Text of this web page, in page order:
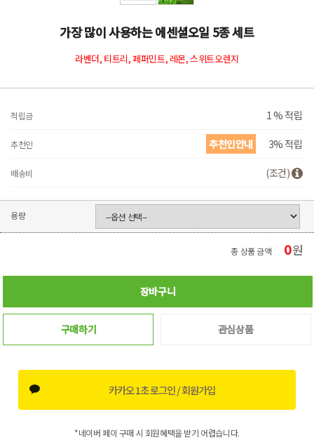
가장 많이 사용하는 에센셜오일 5종 세트
라벤더, 티트리, 페퍼민트, 레몬, 스위트오렌지
적립금 1 % 적립
추천인 추천인안내 3% 적립
배송비 (조건)
용량
총 상품 금액 0원
장바구니
구매하기 관심상품
카카오 1초 로그인 / 회원가입
*네이버 페이 구매 시 회원혜택을 받기 어렵습니다.